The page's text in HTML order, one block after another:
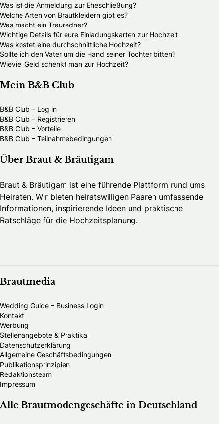
Was ist die Anmeldung zur Eheschließung?
Welche Arten von Brautkleidern gibt es?
Was macht ein Trauredner?
Wichtige Details für eure Einladungskarten zur Hochzeit
Was kostet eine durchschnittliche Hochzeit?
Sollte ich den Vater um die Hand seiner Tochter bitten?
Wieviel Geld schenkt man zur Hochzeit?
Mein B&B Club
B&B Club – Log in
B&B Club – Registrieren
B&B Club – Vorteile
B&B Club – Teilnahmebedingungen
Über Braut & Bräutigam
Braut & Bräutigam ist eine führende Plattform rund ums
Heiraten. Wir bieten heiratswilligen Paaren umfassende
Informationen, inspirierende Ideen und praktische
Ratschläge für die Hochzeitsplanung.
Brautmedia
Wedding Guide – Business Login
Kontakt
Werbung
Stellenangebote & Praktika
Datenschutzerklärung
Allgemeine Geschäftsbedingungen
Publikationsprinzipien
Redaktionsteam
Impressum
Alle Brautmodengeschäfte in Deutschland